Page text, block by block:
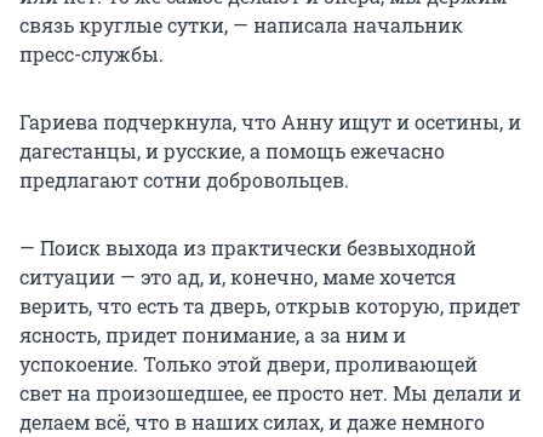
связь круглые сутки, — написала начальник
пресс-службы.
Гариева подчеркнула, что Анну ищут и осетины, и
дагестанцы, и русские, а помощь ежечасно
предлагают сотни добровольцев.
— Поиск выхода из практически безвыходной
ситуации — это ад, и, конечно, маме хочется
верить, что есть та дверь, открыв которую, придет
ясность, придет понимание, а за ним и
успокоение. Только этой двери, проливающей
свет на произошедшее, ее просто нет. Мы делали и
делаем всё, что в наших силах, и даже немного